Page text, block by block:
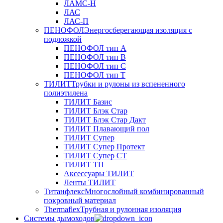
ЛАМС-Н
ЛАС
ЛАС-П
ПЕНОФОЛЭнергосберегающая изоляция с
подложкой
ПЕНОФОЛ тип А
ПЕНОФОЛ тип B
ПЕНОФОЛ тип C
ПЕНОФОЛ тип T
ТИЛИТТрубки и рулоны из вспененного
полиэтилена
ТИЛИТ Базис
ТИЛИТ Блэк Стар
ТИЛИТ Блэк Стар Дакт
ТИЛИТ Плавающий пол
ТИЛИТ Супер
ТИЛИТ Супер Протект
ТИЛИТ Супер СТ
ТИЛИТ ТП
Аксессуары ТИЛИТ
Ленты ТИЛИТ
ТитанфлексМногослойный комбинированный
покровный материал
ThermaflexТрубная и рулонная изоляция
Cистемы дымоходов